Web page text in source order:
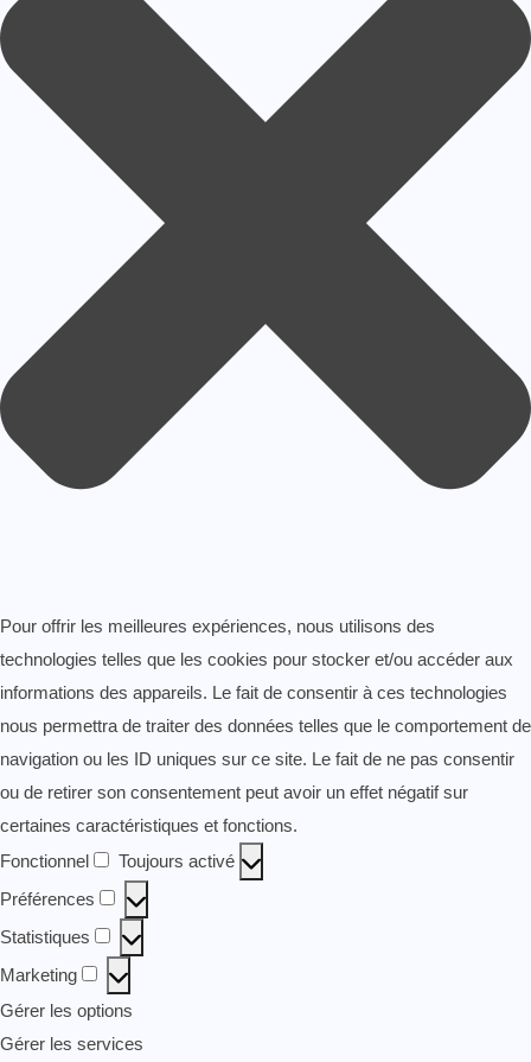
Pour offrir les meilleures expériences, nous utilisons des
technologies telles que les cookies pour stocker et/ou accéder aux
informations des appareils. Le fait de consentir à ces technologies
nous permettra de traiter des données telles que le comportement de
navigation ou les ID uniques sur ce site. Le fait de ne pas consentir
ou de retirer son consentement peut avoir un effet négatif sur
certaines caractéristiques et fonctions.
Fonctionnel
Fonctionnel
Toujours activé
Préférences
Préférences
Statistiques
Statistiques
Marketing
Marketing
Gérer les options
Gérer les services